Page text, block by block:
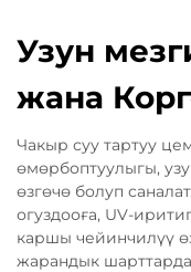
Узун
жана
Чакыр суу тартуу
өмөрбоптуулыгы,
өзгөчө болуп
огуздооға, UV-
каршы чейинчилүү
жарандык